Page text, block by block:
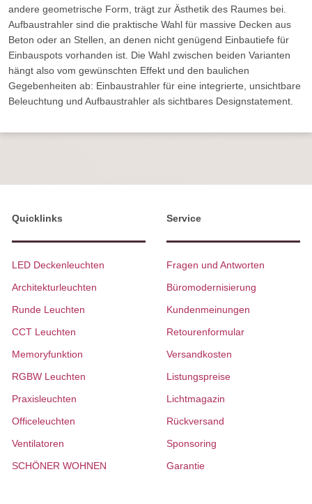
andere geometrische Form, trägt zur Ästhetik des Raumes bei.
Aufbaustrahler sind die praktische Wahl für massive Decken aus
Beton oder an Stellen, an denen nicht genügend Einbautiefe für
Einbauspots vorhanden ist. Die Wahl zwischen beiden Varianten
hängt also vom gewünschten Effekt und den baulichen
Gegebenheiten ab: Einbaustrahler für eine integrierte, unsichtbare
Beleuchtung und Aufbaustrahler als sichtbares Designstatement.
Quicklinks
LED Deckenleuchten
Architekturleuchten
Runde Leuchten
CCT Leuchten
Memoryfunktion
RGBW Leuchten
Praxisleuchten
Officeleuchten
Ventilatoren
SCHÖNER WOHNEN
Service
Fragen und Antworten
Büromodernisierung
Kundenmeinungen
Retourenformular
Versandkosten
Listungspreise
Lichtmagazin
Rückversand
Sponsoring
Garantie